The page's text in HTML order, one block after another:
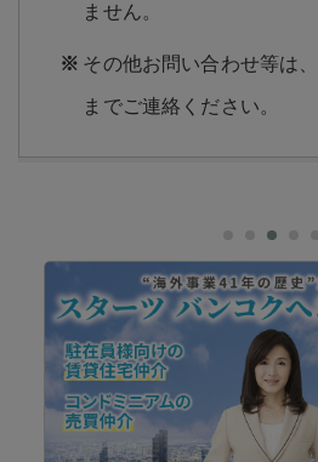
ません。
その他お問い合わせ等は、
までご連絡ください。